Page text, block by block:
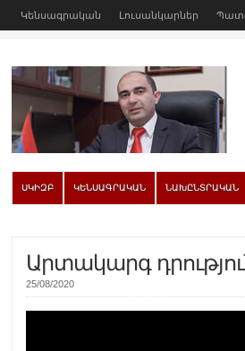
Կենսագրական Լուսանկարներ
ՍԿԻԶԲ ԿԵՆՍԱԳՐԱԿԱՆ ՆԱԽԸՆՏՐԱԿԱՆ
Արտակարգ
25/08/2020